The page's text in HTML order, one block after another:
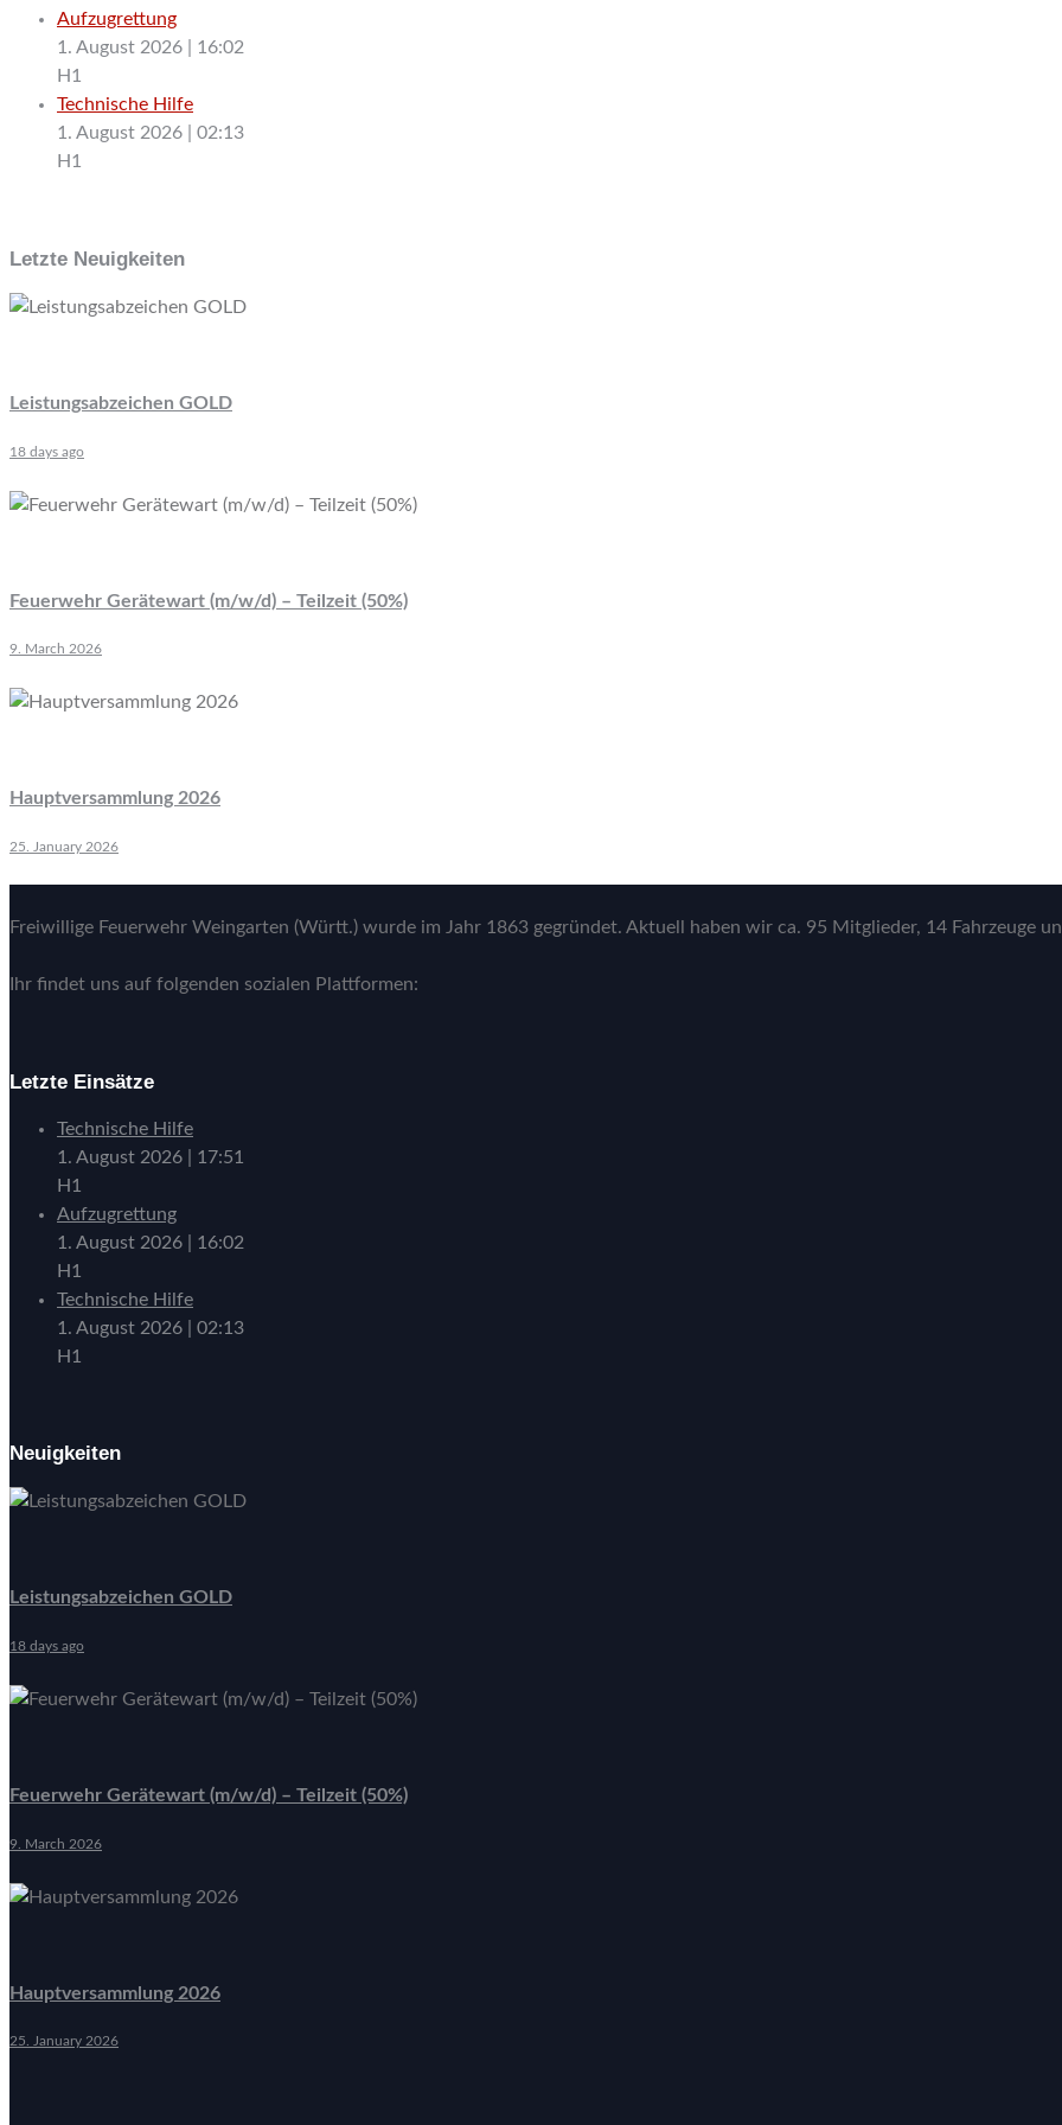
Aufzugrettung
1. August 2026
16:02
H1
Technische Hilfe
1. August 2026
02:13
H1
Letzte Neuigkeiten
Leistungsabzeichen GOLD
18 days ago
Feuerwehr Gerätewart (m/w/d) – Teilzeit (50%)
9. March 2026
Hauptversammlung 2026
25. January 2026
Freiwillige Feuerwehr Weingarten (Württ.) wurde im Jahr 1863 gegründet. Aktuell haben wir ca. 95 Mitglieder, 14 Fahrzeuge
Ihr findet uns auf folgenden sozialen Plattformen:
Letzte Einsätze
Technische Hilfe
1. August 2026
17:51
H1
Aufzugrettung
1. August 2026
16:02
H1
Technische Hilfe
1. August 2026
02:13
H1
Neuigkeiten
Leistungsabzeichen GOLD
18 days ago
Feuerwehr Gerätewart (m/w/d) – Teilzeit (50%)
9. March 2026
Hauptversammlung 2026
25. January 2026